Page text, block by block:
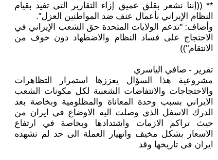
** ((إننا نشعر بقلق عميق إزاء التقارير التي تفيد بقيام
النظام الإيراني بأعمال عنف ضد المواطنين العزل".
وأضاف: "تدعم الولايات المتحدة حق الشعب الإيراني في
الاحتجاج على فساد النظام والاضطهاد دون خوف من
الانتقام"))
تقرير - صافي الياسري
مشروعية هذا السؤال يعززها استمرار التظاهرات
والاحتجاجات والانتفاضات الشعبية لكل مكونات الشعب
الايراني بسبب وحدة المعاناة والمظلومية وبخاصة بعد
الدرك الاسفل الذي وصلت اليه الاوضاع في ايران من
حيث تراكم الازمات واشتدادها وبخاصة في ارتفاع
الاسعار بشكل مخيف وانهيار العملة الى حد لم تشهده
ايران في تاريخها وقد